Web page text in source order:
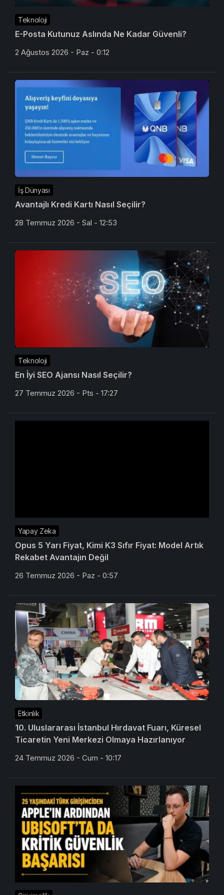
Teknoloji
E-Posta Kutunuz Aslında Ne Kadar Güvenli?
2 Ağustos 2026 - Paz - 0:12
İş Dünyası
Avantajlı Kredi Kartı Nasıl Seçilir?
28 Temmuz 2026 - Sal - 12:53
Teknoloji
En İyi SEO Ajansı Nasıl Seçilir?
27 Temmuz 2026 - Pts - 17:27
Yapay Zeka
Opus 5 Yarı Fiyat, Kimi K3 Sıfır Fiyat: Model Artık
Rekabet Avantajın Değil
26 Temmuz 2026 - Paz - 0:57
Etkinlik
10. Uluslararası İstanbul Hırdavat Fuarı, Küresel
Ticaretin Yeni Merkezi Olmaya Hazırlanıyor
24 Temmuz 2026 - Cum - 10:17